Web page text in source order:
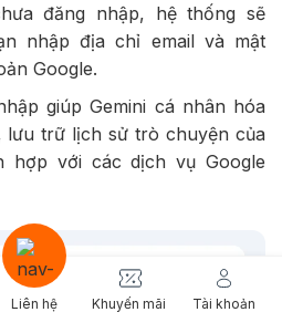
đăng nhập, hệ thống sẽ
nhập địa chỉ email và mật
Google.
giúp Gemini cá nhân hóa
lưu trữ lịch sử trò chuyện của
hợp với các dịch vụ Google
Liên hệ Khuyến mãi Tài khoản